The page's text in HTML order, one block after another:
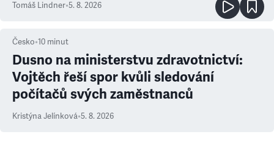
Tomáš Lindner•5. 8. 2026
Česko•10 minut
Dusno na ministerstvu zdravotnictví:
Vojtěch řeší spor kvůli sledování
počítačů svých zaměstnanců
Kristýna Jelínková•5. 8. 2026